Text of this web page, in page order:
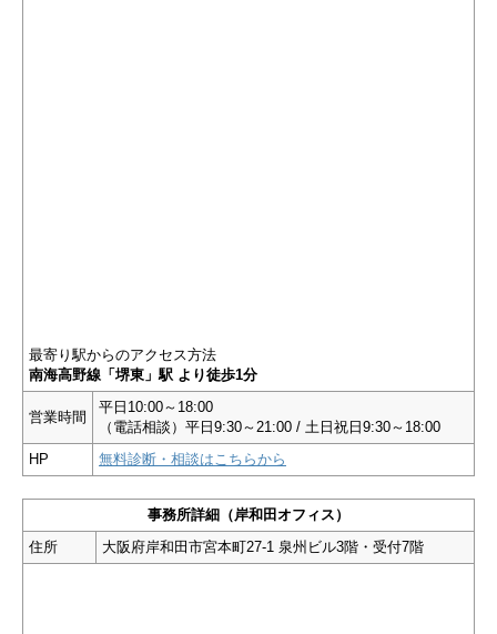
最寄り駅からのアクセス方法
南海高野線「堺東」駅 より徒歩1分
営業時間
平日10:00～18:00
（電話相談）平日9:30～21:00 / 土日祝日9:30～18:00
HP
無料診断・相談はこちらから
事務所詳細（岸和田オフィス）
住所
大阪府岸和田市宮本町27-1 泉州ビル3階・受付7階